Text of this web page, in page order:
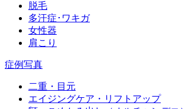
脱毛
多汗症･ワキガ
女性器
肩こり
症例写真
二重・目元
エイジングケア・リフトアップ